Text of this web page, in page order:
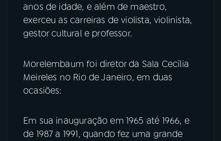
anos de idade, e além de maestro,
exerceu as carreiras de violista, violinista,
gestor cultural e professor.
Morelembaum foi diretor da Sala Cecília
Meireles no Rio de Janeiro, em duas
ocasiões:
Em sua inauguração em 1965 até 1966, e
de 1987 a 1991, quando fez uma grande